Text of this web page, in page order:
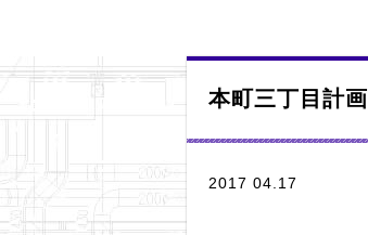
本町三丁目計画
2017 04.17